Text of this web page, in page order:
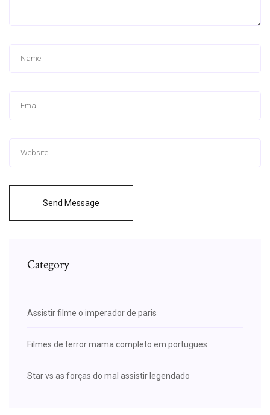
Send Message
Category
Assistir filme o imperador de paris
Filmes de terror mama completo em portugues
Star vs as forças do mal assistir legendado